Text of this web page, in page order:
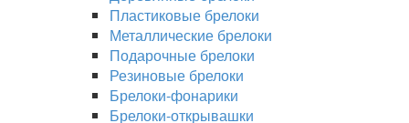
Пластиковые брелоки
Металлические брелоки
Подарочные брелоки
Резиновые брелоки
Брелоки-фонарики
Брелоки-открывашки